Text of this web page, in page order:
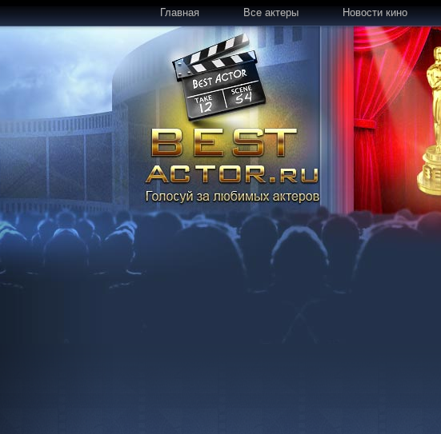
Главная Все актеры Новости кино